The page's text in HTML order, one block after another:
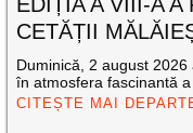
CETĂȚII
Duminică, 2 august
în atmosfera fascinantă
CITEȘTE MAI